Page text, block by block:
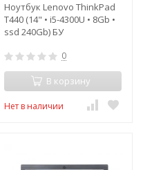
Ноутбук Lenovo ThinkPad
T440 (14" • i5-4300U • 8Gb •
ssd 240Gb) БУ
0
В корзину
Нет в наличии